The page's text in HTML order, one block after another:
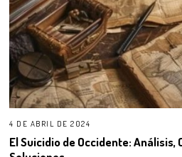
4 DE ABRIL DE 2024
El Suicidio de Occidente: Análisis,